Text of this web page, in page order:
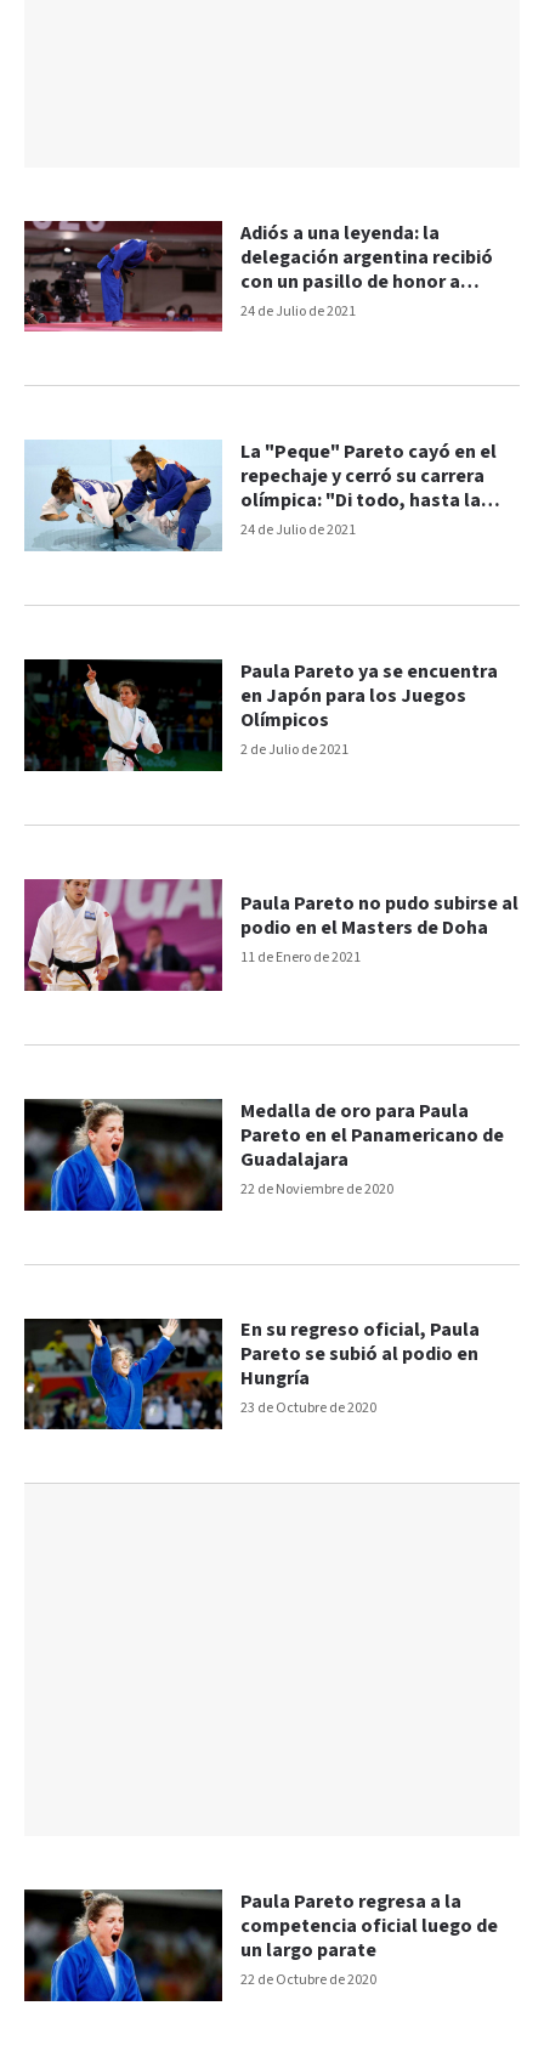
24 de Julio de 2021
Adiós a una leyenda: la
delegación argentina recibió
con un pasillo de honor a
Pareto
24 de Julio de 2021
La "Peque" Pareto cayó en el
repechaje y cerró su carrera
olímpica: "Di todo, hasta la
última gota"
2 de Julio de 2021
Paula Pareto ya se encuentra
en Japón para los Juegos
Olímpicos
11 de Enero de 2021
Paula Pareto no pudo subirse al
podio en el Masters de Doha
22 de Noviembre de 2020
Medalla de oro para Paula
Pareto en el Panamericano de
Guadalajara
23 de Octubre de 2020
En su regreso oficial, Paula
Pareto se subió al podio en
Hungría
22 de Octubre de 2020
Paula Pareto regresa a la
competencia oficial luego de
un largo parate